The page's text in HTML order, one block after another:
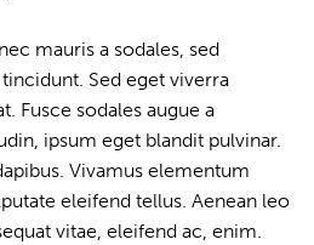
mauris a sodales, sed
Sed eget viverra
Fusce sodales augue a
ipsum eget blandit pulvinar.
Vivamus elementum
eleifend tellus. Aenean leo
vitae, eleifend ac, enim.